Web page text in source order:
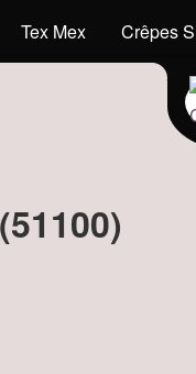
Tex Mex Crêpes